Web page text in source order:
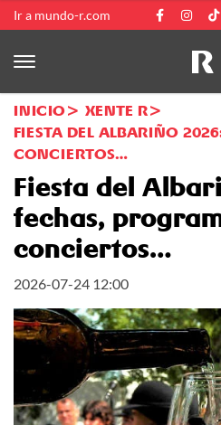
Ir a mundo-r.com
INICIO
XENTE R
FIESTA DEL ALBARIÑO
CONCIERTOS…
Fiesta del
fechas,
conciertos…
2026-07-24 12:00